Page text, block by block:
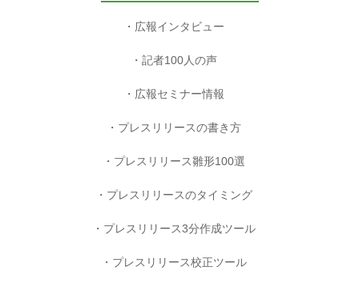
広報インタビュー
記者100人の声
広報セミナー情報
プレスリリースの書き方
プレスリリース雛形100選
プレスリリースのタイミング
プレスリリース3分作成ツール
プレスリリース校正ツール